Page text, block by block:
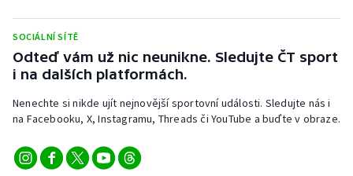
SOCIÁLNÍ SÍTĚ
Odteď vám už nic neunikne. Sledujte ČT sport
i na dalších platformách.
Nenechte si nikde ujít nejnovější sportovní události. Sledujte nás i
na Facebooku, X, Instagramu, Threads či YouTube a buďte v obraze.